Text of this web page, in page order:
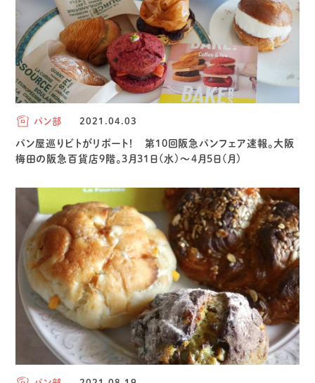
パン部 2021.04.03
パン屋巡りビトがリポート！ 第10回阪急パンフェア速報。大阪
梅田の阪急百貨店9階。3月31日(水)〜4月5日(月)